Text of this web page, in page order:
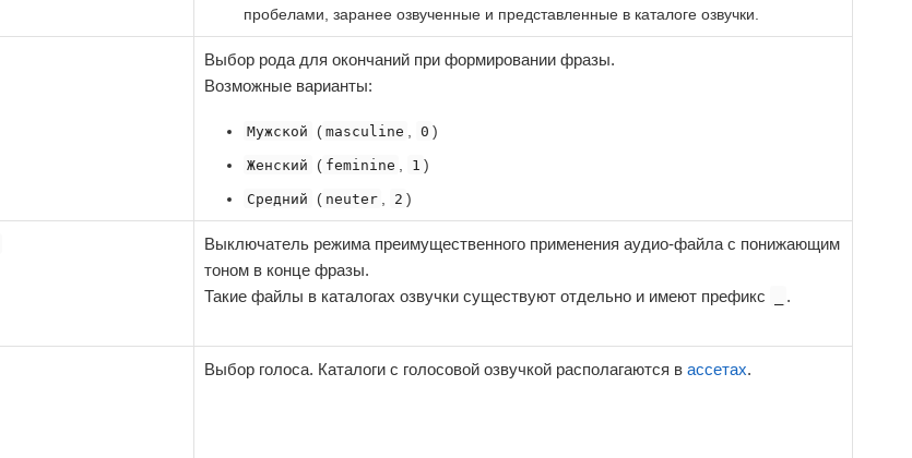
пробелами, заранее озвученные и представленные в каталоге озвучки.
Выбор рода для окончаний при формировании фразы.
Возможные варианты:
Мужской ( masculine 0 )
Женский ( feminine 1 )
Средний ( neuter 2 )
Выключатель режима преимущественного применения аудио-файла с понижающим
тоном в конце фразы.
Такие файлы в каталогах озвучки существуют отдельно и имеют префикс
.
Выбор голоса. Каталоги с голосовой озвучкой располагаются в ассетах.